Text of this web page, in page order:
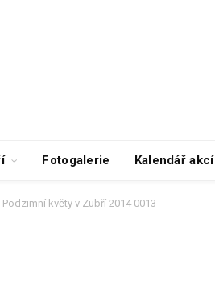
Fotogalerie Kalendář akcí
Podzimní květy v Zubří 2014 0013